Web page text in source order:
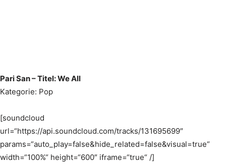
Pari San – Titel: We All
Kategorie: Pop
[soundcloud
url=“https://api.soundcloud.com/tracks/131695699″
params=“auto_play=false&hide_related=false&visual=true“
width=“100%“ height=“600″ iframe=“true“ /]